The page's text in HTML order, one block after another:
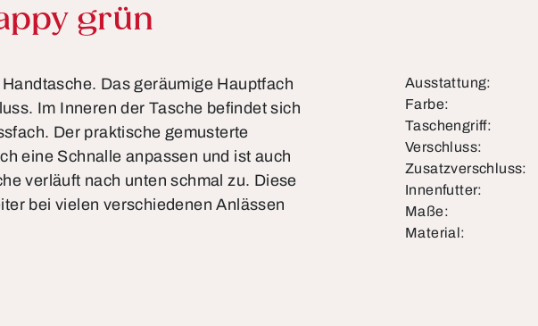
grün
Das geräumige Hauptfach
Im Inneren der Tasche befindet sich
Der praktische gemusterte
eine Schnalle anpassen und ist auch
verläuft nach unten schmal zu. Diese
bei vielen verschiedenen Anlässen
Ausstattung:
Farbe:
Taschengriff:
Verschluss:
Zusatzverschluss:
Innenfutter:
Maße:
Material: